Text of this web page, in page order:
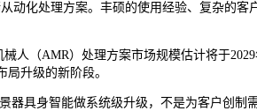
化处理方案。丰硕的使用经验、复杂的客
（AMR）处理方案市场规模估计将于
升级的新阶段。
具身智能做系统级升级，不是为客户创制需